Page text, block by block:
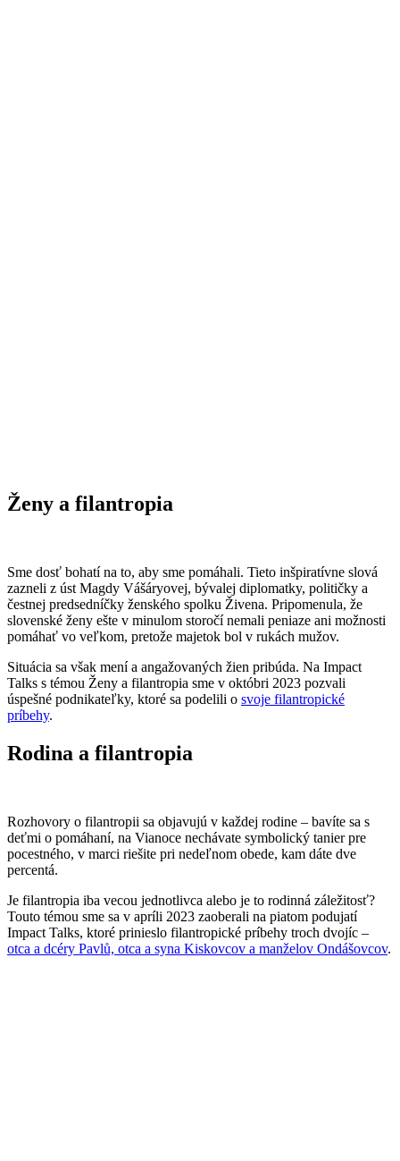
Ženy a filantropia
Sme dosť bohatí na to, aby sme pomáhali. Tieto inšpiratívne slová
zazneli z úst Magdy Vášáryovej, bývalej diplomatky, političky a
čestnej predsedníčky ženského spolku Živena. Pripomenula, že
slovenské ženy ešte v minulom storočí nemali peniaze ani možnosti
pomáhať vo veľkom, pretože majetok bol v rukách mužov.
Situácia sa však mení a angažovaných žien pribúda. Na Impact
Talks s témou Ženy a filantropia sme v októbri 2023 pozvali
úspešné podnikateľky, ktoré sa podelili o svoje filantropické
príbehy.
Rodina a filantropia
Rozhovory o filantropii sa objavujú v každej rodine – bavíte sa s
deťmi o pomáhaní, na Vianoce nechávate symbolický tanier pre
pocestného, v marci riešite pri nedeľnom obede, kam dáte dve
percentá.
Je filantropia iba vecou jednotlivca alebo je to rodinná záležitosť?
Touto témou sme sa v apríli 2023 zaoberali na piatom podujatí
Impact Talks, ktoré prinieslo filantropické príbehy troch dvojíc –
otca a dcéry Pavlů, otca a syna Kiskovcov a manželov Ondášovcov.